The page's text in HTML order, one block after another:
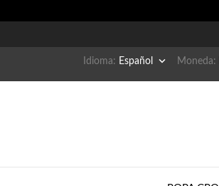
Idioma: Español  Moneda: